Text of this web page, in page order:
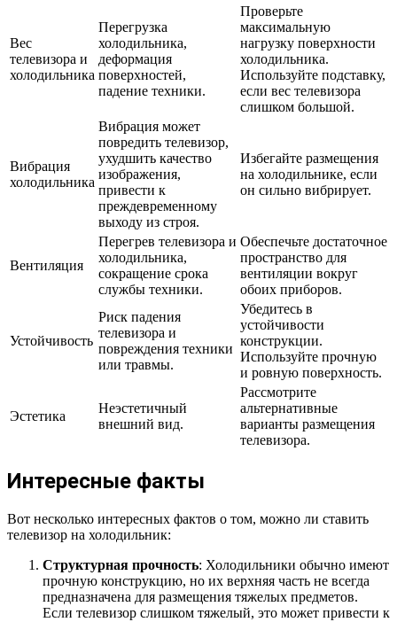
Вес
телевизора и
холодильника
Перегрузка
холодильника,
деформация
поверхностей,
падение техники.
Проверьте
максимальную
нагрузку поверхности
холодильника.
Используйте подставку,
если вес телевизора
слишком большой.
Вибрация
холодильника
Вибрация может
повредить телевизор,
ухудшить качество
изображения,
привести к
преждевременному
выходу из строя.
Избегайте размещения
на холодильнике, если
он сильно вибрирует.
Вентиляция
Перегрев телевизора и
холодильника,
сокращение срока
службы техники.
Обеспечьте достаточное
пространство для
вентиляции вокруг
обоих приборов.
Устойчивость
Риск падения
телевизора и
повреждения техники
или травмы.
Убедитесь в
устойчивости
конструкции.
Используйте прочную
и ровную поверхность.
Эстетика
Неэстетичный
внешний вид.
Рассмотрите
альтернативные
варианты размещения
телевизора.
Интересные факты
Вот несколько интересных фактов о том, можно ли ставить
телевизор на холодильник:
Структурная прочность: Холодильники обычно имеют
прочную конструкцию, но их верхняя часть не всегда
предназначена для размещения тяжелых предметов.
Если телевизор слишком тяжелый, это может привести к